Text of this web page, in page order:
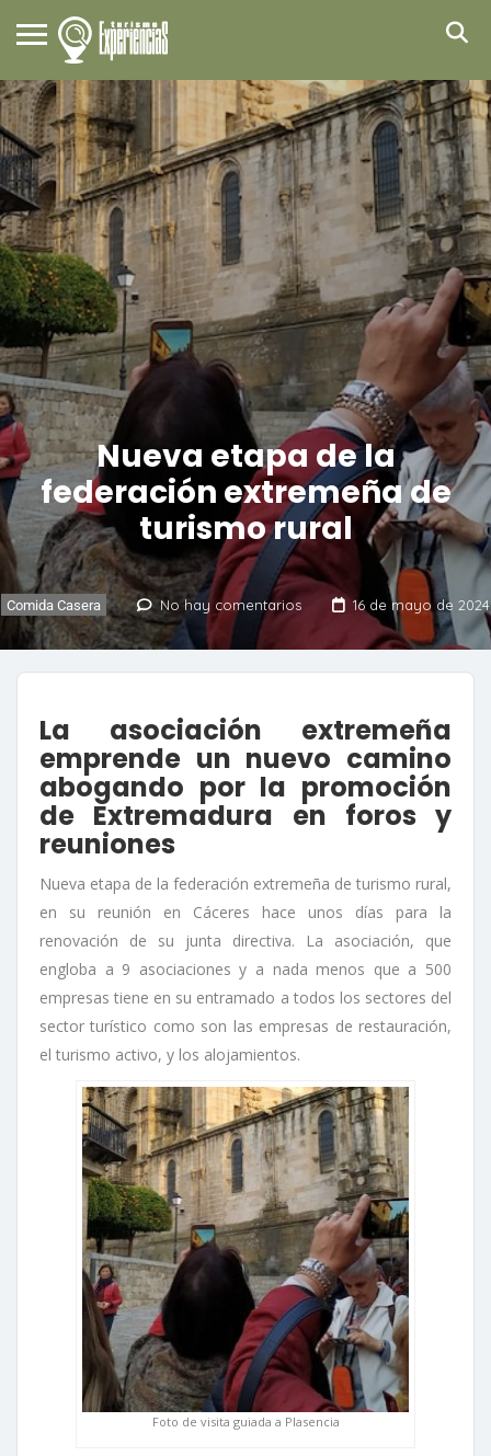
Nueva etapa de la
federación extremeña de
turismo rural
Comida Casera No hay comentarios 16 de mayo de 2024
La asociación extremeña
emprende un nuevo camino
abogando por la promoción
de Extremadura en foros y
reuniones
Nueva etapa de la federación extremeña de turismo rural,
en su reunión en Cáceres hace unos días para la
renovación de su junta directiva. La asociación, que
engloba a 9 asociaciones y a nada menos que a 500
empresas tiene en su entramado a todos los sectores del
sector turístico como son las empresas de restauración,
el turismo activo, y los alojamientos.
Foto de visita guiada a Plasencia